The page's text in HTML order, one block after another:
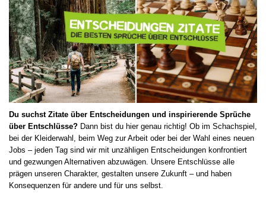
Du suchst Zitate über Entscheidungen und inspirierende Sprüche
über Entschlüsse? Dann bist du hier genau richtig! Ob im Schachspiel,
bei der Kleiderwahl, beim Weg zur Arbeit oder bei der Wahl eines neuen
Jobs – jeden Tag sind wir mit unzähligen Entscheidungen konfrontiert
und gezwungen Alternativen abzuwägen. Unsere Entschlüsse alle
prägen unseren Charakter, gestalten unsere Zukunft – und haben
Konsequenzen für andere und für uns selbst.